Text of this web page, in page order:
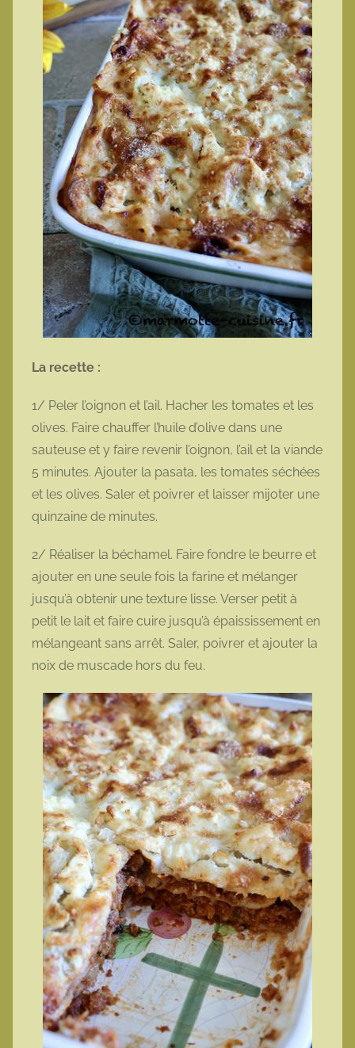
La recette :
1/ Peler l’oignon et l’ail. Hacher les tomates et les
olives. Faire chauffer l’huile d’olive dans une
sauteuse et y faire revenir l’oignon, l’ail et la viande
5 minutes. Ajouter la pasata, les tomates séchées
et les olives. Saler et poivrer et laisser mijoter une
quinzaine de minutes.
2/ Réaliser la béchamel. Faire fondre le beurre et
ajouter en une seule fois la farine et mélanger
jusqu’à obtenir une texture lisse. Verser petit à
petit le lait et faire cuire jusqu’à épaississement en
mélangeant sans arrêt. Saler, poivrer et ajouter la
noix de muscade hors du feu.